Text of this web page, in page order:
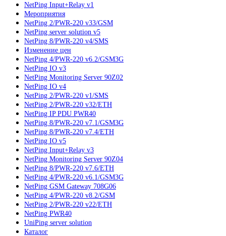
NetPing Input+Relay v1
Мероприятия
NetPing 2/PWR-220 v33/GSM
NetPing server solution v5
NetPing 8/PWR-220 v4/SMS
Изменение цен
NetPing 4/PWR-220 v6.2/GSM3G
NetPing IO v3
NetPing Monitoring Server 90Z02
NetPing IO v4
NetPing 2/PWR-220 v1/SMS
NetPing 2/PWR-220 v32/ETH
NetPing IP PDU PWR40
NetPing 8/PWR-220 v7.1/GSM3G
NetPing 8/PWR-220 v7.4/ETH
NetPing IO v5
NetPing Input+Relay v3
NetPing Monitoring Server 90Z04
NetPing 8/PWR-220 v7.6/ETH
NetPing 4/PWR-220 v6.1/GSM3G
NetPing GSM Gateway 708G06
NetPing 4/PWR-220 v8.2/GSM
NetPing 2/PWR-220 v22/ETH
NetPing PWR40
UniPing server solution
Каталог